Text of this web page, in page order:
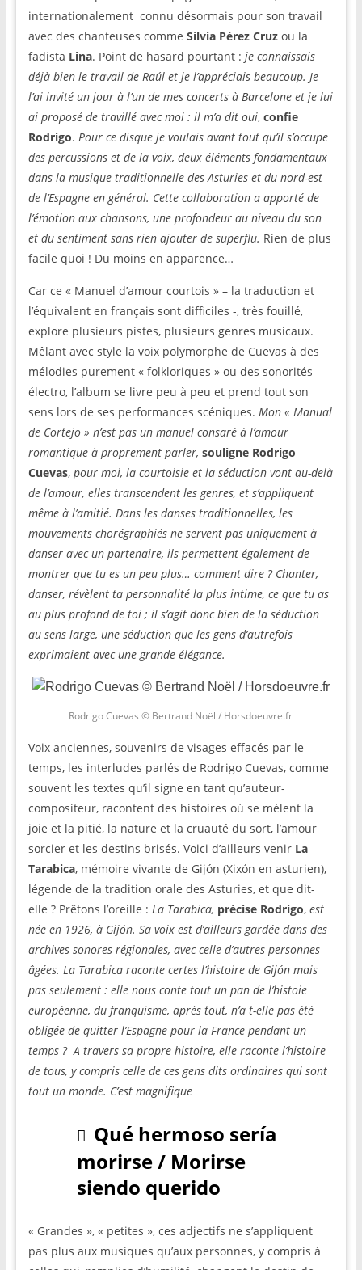
internationalement connu désormais pour son travail
avec des chanteuses comme Sílvia Pérez Cruz ou la
fadista Lina. Point de hasard pourtant : je connaissais
déjà bien le travail de Raúl et je l’appréciais beaucoup. Je
l’ai invité un jour à l’un de mes concerts à Barcelone et je lui
ai proposé de travillé avec moi : il m’a dit oui, confie
Rodrigo. Pour ce disque je voulais avant tout qu’il s’occupe
des percussions et de la voix, deux éléments fondamentaux
dans la musique traditionnelle des Asturies et du nord-est
de l’Espagne en général. Cette collaboration a apporté de
l’émotion aux chansons, une profondeur au niveau du son
et du sentiment sans rien ajouter de superflu. Rien de plus
facile quoi ! Du moins en apparence…
Car ce « Manuel d’amour courtois » – la traduction et
l’équivalent en français sont difficiles -, très fouillé,
explore plusieurs pistes, plusieurs genres musicaux.
Mêlant avec style la voix polymorphe de Cuevas à des
mélodies purement « folkloriques » ou des sonorités
électro, l’album se livre peu à peu et prend tout son
sens lors de ses performances scéniques. Mon « Manual
de Cortejo » n’est pas un manuel consaré à l’amour
romantique à proprement parler, souligne Rodrigo
Cuevas, pour moi, la courtoisie et la séduction vont au-delà
de l’amour, elles transcendent les genres, et s’appliquent
même à l’amitié. Dans les danses traditionnelles, les
mouvements chorégraphiés ne servent pas uniquement à
danser avec un partenaire, ils permettent également de
montrer que tu es un peu plus… comment dire ? Chanter,
danser, révèlent ta personnalité la plus intime, ce que tu as
au plus profond de toi ; il s’agit donc bien de la séduction
au sens large, une séduction que les gens d’autrefois
exprimaient avec une grande élégance.
Rodrigo Cuevas © Bertrand Noël / Horsdoeuvre.fr
Voix anciennes, souvenirs de visages effacés par le
temps, les interludes parlés de Rodrigo Cuevas, comme
souvent les textes qu’il signe en tant qu’auteur-
compositeur, racontent des histoires où se mèlent la
joie et la pitié, la nature et la cruauté du sort, l’amour
sorcier et les destins brisés. Voici d’ailleurs venir La
Tarabica, mémoire vivante de Gijón (Xixón en asturien),
légende de la tradition orale des Asturies, et que dit-
elle ? Prêtons l’oreille : La Tarabica, précise Rodrigo, est
née en 1926, à Gijón. Sa voix est d’ailleurs gardée dans des
archives sonores régionales, avec celle d’autres personnes
âgées. La Tarabica raconte certes l’histoire de Gijón mais
pas seulement : elle nous conte tout un pan de l’histoie
européenne, du franquisme, après tout, n’a t-elle pas été
obligée de quitter l’Espagne pour la France pendant un
temps ? A travers sa propre histoire, elle raconte l’histoire
de tous, y compris celle de ces gens dits ordinaires qui sont
tout un monde. C’est magnifique
Qué hermoso sería
morirse / Morirse
siendo querido
« Grandes », « petites », ces adjectifs ne s’appliquent
pas plus aux musiques qu’aux personnes, y compris à